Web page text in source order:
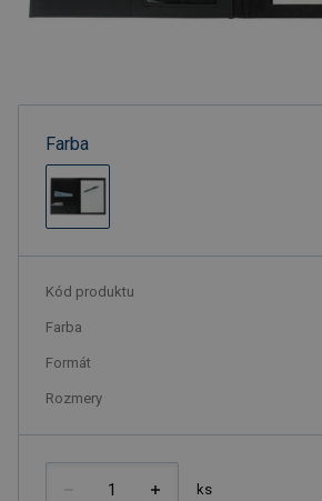
Farba
Kód produktu
Farba
Formát
Rozmery
ks